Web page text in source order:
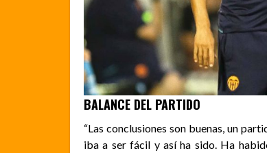
BALANCE DEL PARTIDO
“Las conclusiones son buenas, un
iba a ser fácil y así ha sido. Ha